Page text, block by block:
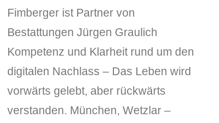
Fimberger ist Partner von
Bestattungen Jürgen Graulich
Kompetenz und Klarheit rund um den
digitalen Nachlass – Das Leben wird
vorwärts gelebt, aber rückwärts
verstanden. München, Wetzlar –